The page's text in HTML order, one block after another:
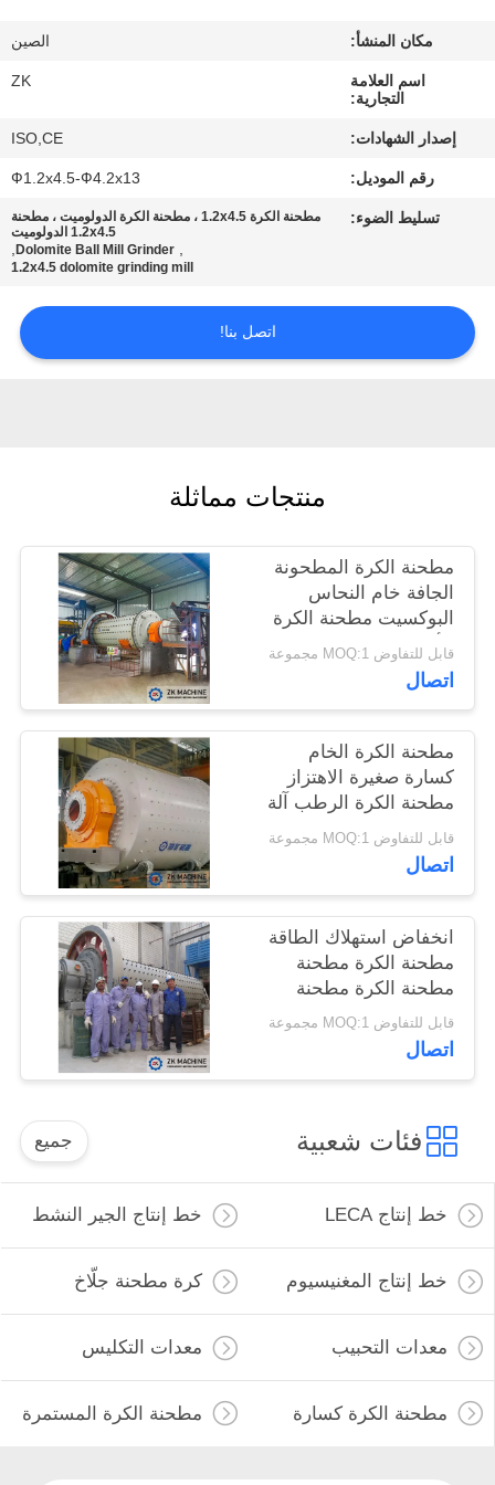
جولة
المعمل
جودة
اطلب
اقتباس
خريطة
الموقع
سياسة
الخصوصية
مكان المنشأ: الصين
اسم العلامة
التجارية:
ZK
إصدار الشهادات: ISO,CE
رقم الموديل: Ф1.2x4.5-Ф4.2x13
تسليط الضوء:
مطحنة الكرة 1.2x4.5 ، مطحنة الكرة الدولوميت ، مطحنة
1.2x4.5 الدولوميت
,
Dolomite Ball Mill Grinder
,
1.2x4.5 dolomite grinding mill
اتصل بنا!
منتجات مماثلة
مطحنة الكرة المطحونة
الجافة خام النحاس
البوكسيت مطحنة الكرة
الألومينا لطحن الكوارتز
قابل للتفاوض MOQ:1 مجموعة
اتصال
مطحنة الكرة الخام
كسارة صغيرة الاهتزاز
مطحنة الكرة الرطب آلة
0.18 ~ 15TPH
قابل للتفاوض MOQ:1 مجموعة
اتصال
انخفاض استهلاك الطاقة
مطحنة الكرة مطحنة
مطحنة الكرة مطحنة
للمعادن
قابل للتفاوض MOQ:1 مجموعة
اتصال
فئات شعبية جميع
خط إنتاج LECA خط إنتاج الجير النشط
خط إنتاج المغنيسيوم كرة مطحنة جلّاخ
معدات التحبيب معدات التكليس
مطحنة الكرة كسارة مطحنة الكرة المستمرة